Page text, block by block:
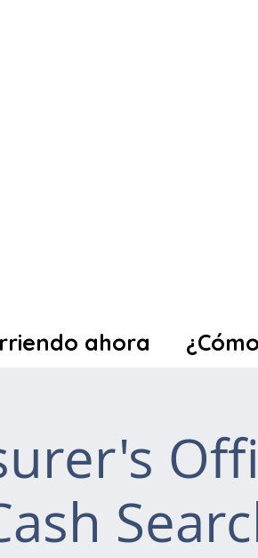
ahora